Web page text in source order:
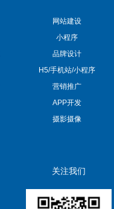
网站建设
小程序
品牌设计
H5/手机站/小程序
营销推广
APP开发
摄影摄像
关注我们